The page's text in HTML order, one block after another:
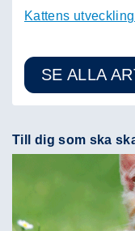
Kattens
SE ALLA
Till dig som ska